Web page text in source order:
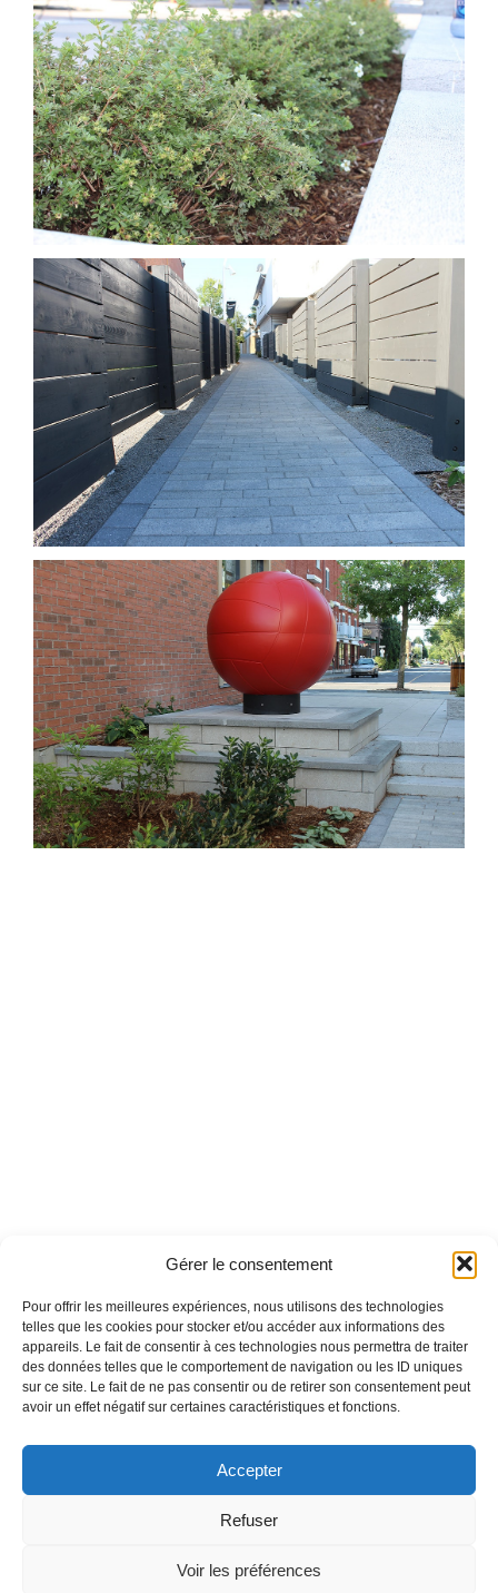
Gérer le consentement
Pour offrir les meilleures expériences, nous utilisons des technologies
telles que les cookies pour stocker et/ou accéder aux informations des
appareils. Le fait de consentir à ces technologies nous permettra de traiter
des données telles que le comportement de navigation ou les ID uniques
sur ce site. Le fait de ne pas consentir ou de retirer son consentement peut
avoir un effet négatif sur certaines caractéristiques et fonctions.
Accepter
Refuser
Voir les préférences